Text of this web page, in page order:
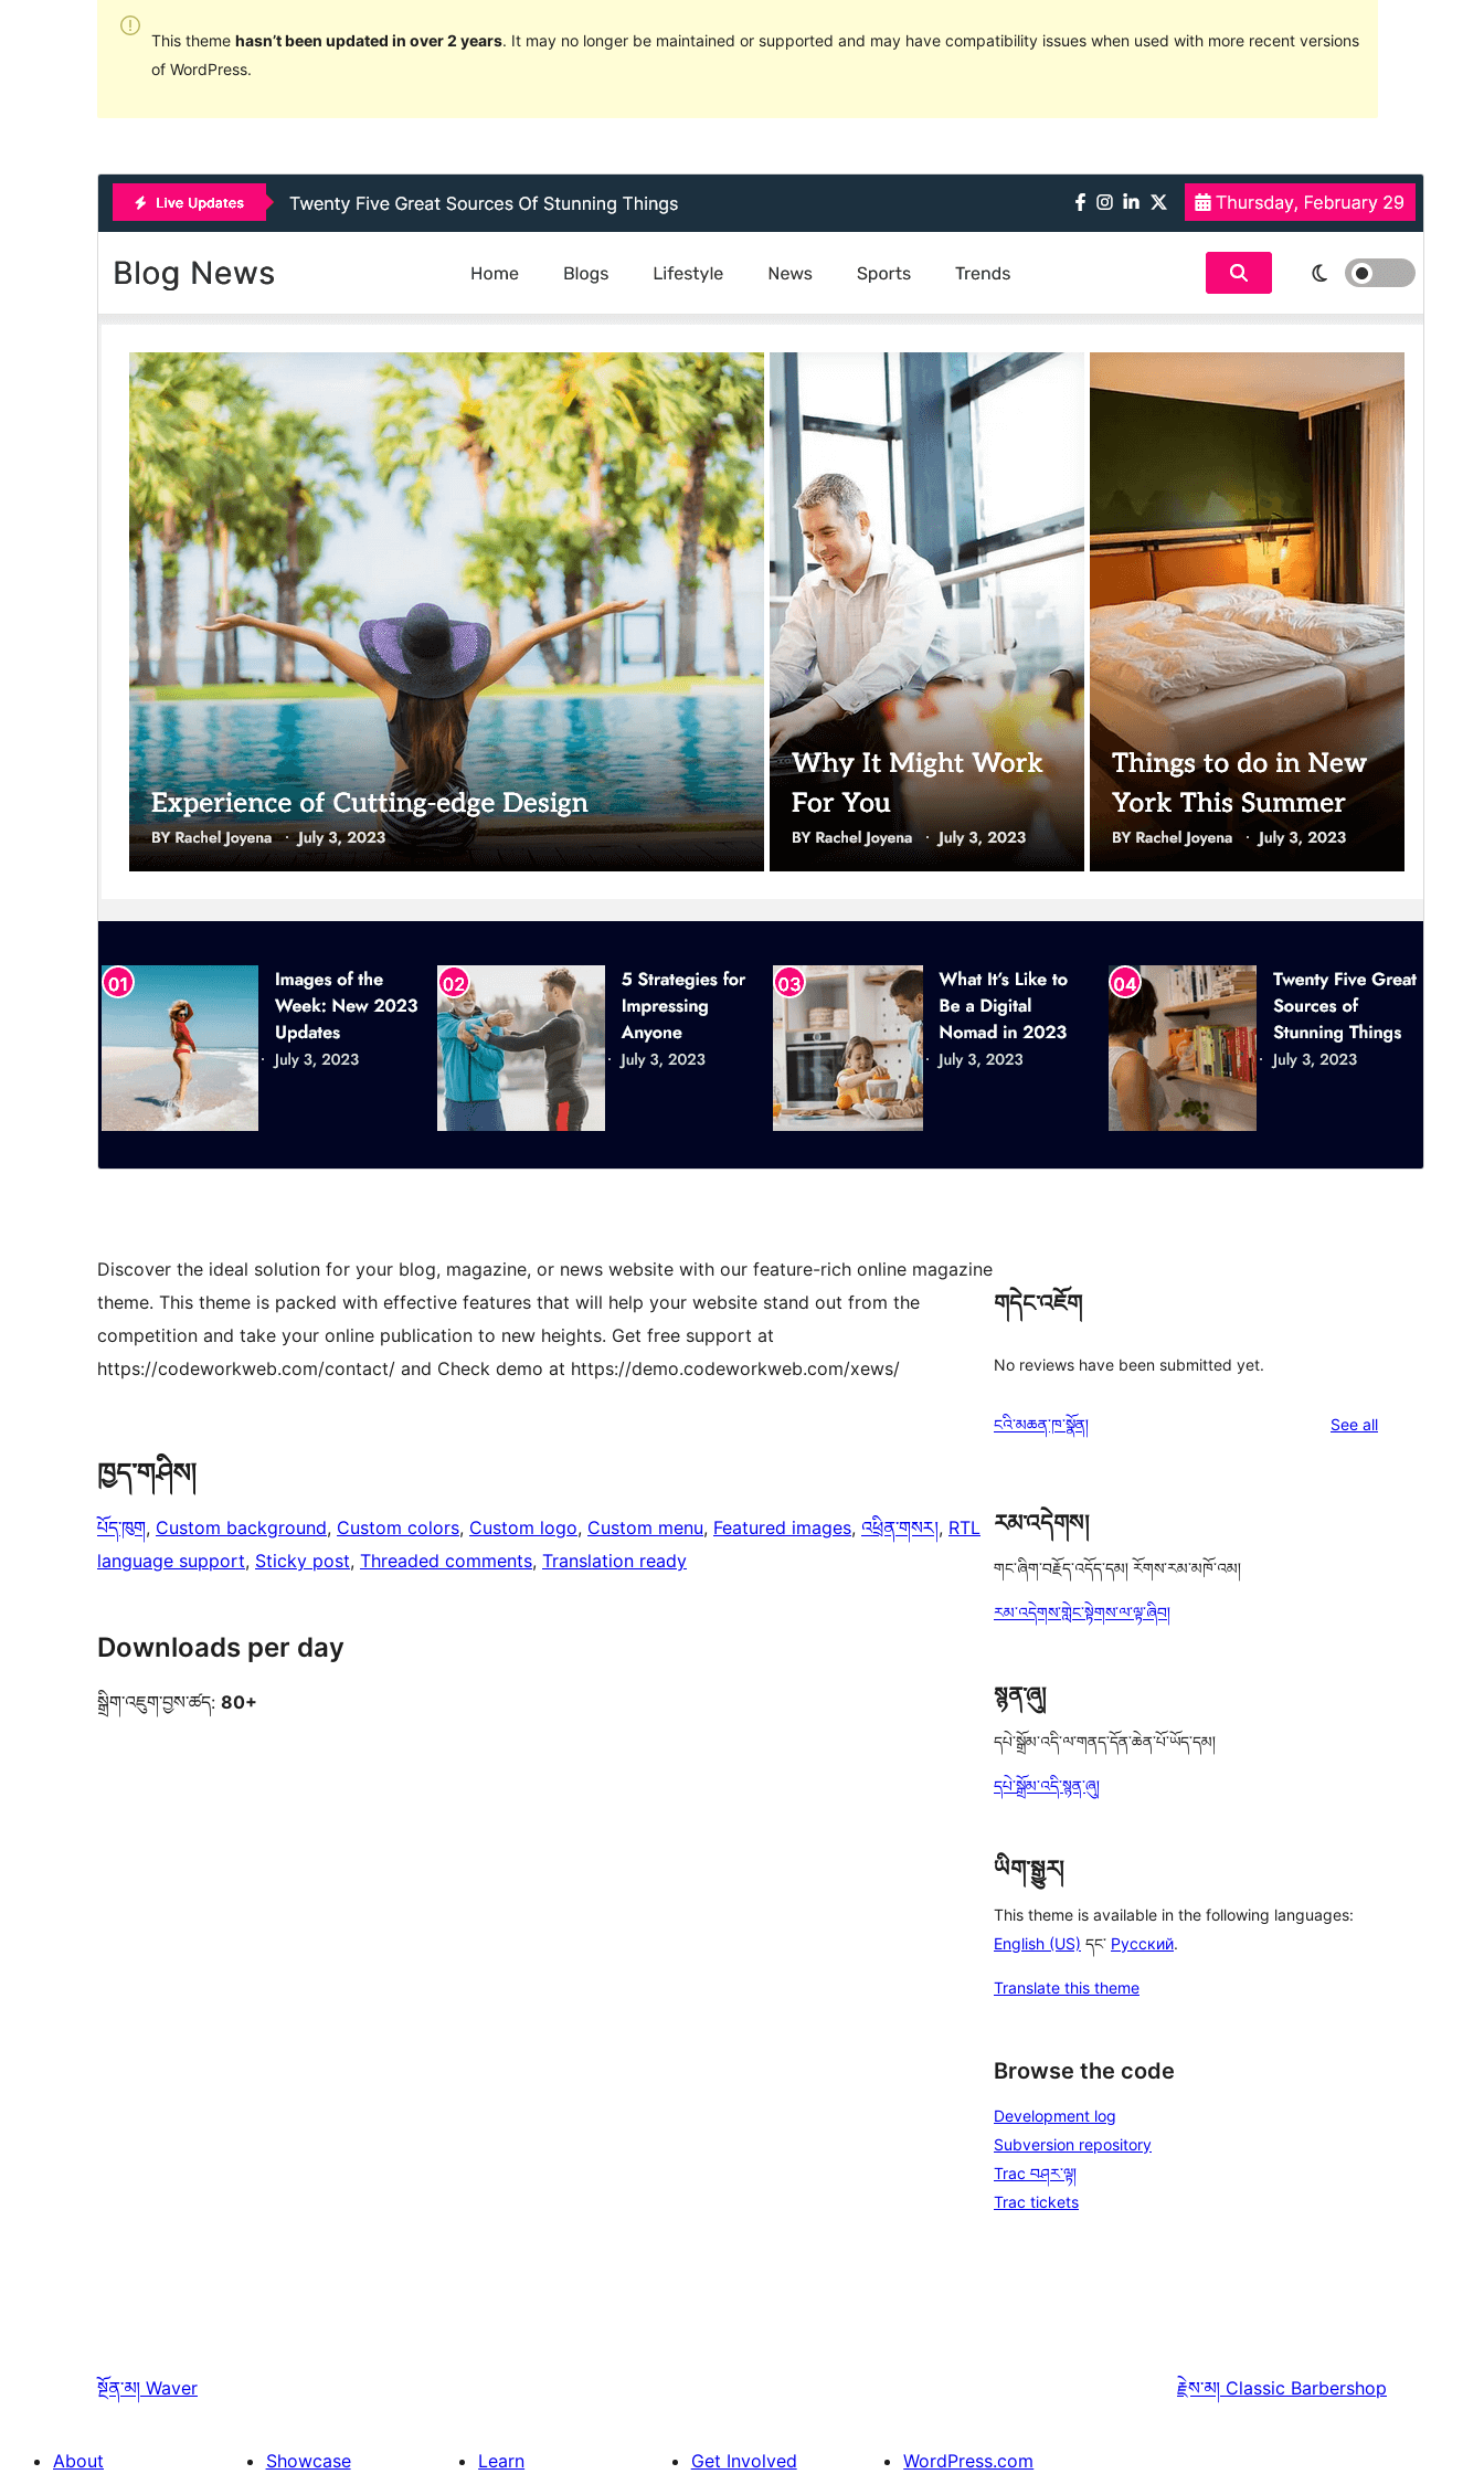
This theme hasn’t been updated in over 2 years. It may no longer be maintained or supported and may have compatibility issues when used with more recent versions
of WordPress.
Commercial theme
This theme is free but offers additional paid
commercial upgrades or support.View support
སྔོན་ལྟ།
འདི་ནི Xews Liteཡི་བུ་རྒྱུད་དཔེ་སྒྲོམ་ཡིན།
1.0.2
2024 ལོའི་ཟླ 4 ཚེས 23 ཉིན།
80+
PHP version
7.4
Theme homepage
Discover the ideal solution for your blog, magazine, or news website with our feature-rich online magazine
theme. This theme is packed with effective features that will help your website stand out from the
competition and take your online publication to new heights. Get free support at
https://codeworkweb.com/contact/ and Check demo at https://demo.codeworkweb.com/xews/
ཁྱད་གཤིས།
པོད་ཁུག, Custom background, Custom colors, Custom logo, Custom menu, Featured images, འཕྲིན་གསར།, RTL
language support, Sticky post, Threaded comments, Translation ready
Downloads per day
སྒྲིག་འཇུག་བྱས་ཚད: 80+
གདེང་འཇོག
No reviews have been submitted yet.
ངའི་མཆན་ཁ་སྣོན། See allreviews
རམ་འདེགས།
གང་ཞིག་བརྗོད་འདོད་དམ། རོགས་རམ་མཁོ་འམ།
རམ་འདེགས་གླེང་སྟེགས་ལ་ལྟ་ཞིབ།
སྙན་ཞུ།
དཔེ་སྒྲོམ་འདི་ལ་གནད་དོན་ཆེན་པོ་ཡོད་དམ།
དཔེ་སྒྲོམ་འདི་སྙན་ཞུ།
ཡིག་སྒྱུར།
This theme is available in the following languages:
English (US) དང་ Русский.
Translate this theme
Browse the code
Development log
Subversion repository
Trac བཤར་ལྟ།
Trac tickets
སྔོན་མ། Waver རྗེས་མ། Classic Barbershop
About Showcase Learn Get Involved WordPress.com